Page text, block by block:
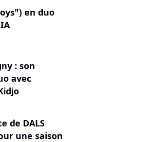
en duo
: son
avec
de DALS
une saison